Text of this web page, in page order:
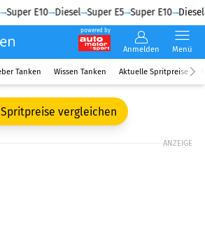
Super E10 Diesel Super E5 Super E10 Diesel
powered by
Anmelden Menü
Tanken Wissen Tanken Aktuelle Spritpreise
Spritpreise vergleichen
ANZEIGE